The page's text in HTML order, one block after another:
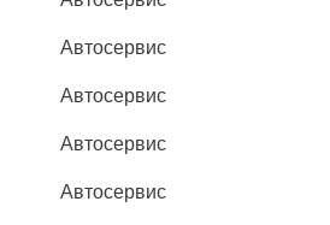
Автосервис
Автосервис
Автосервис
Автосервис